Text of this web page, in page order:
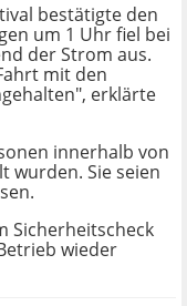
bestätigte den
um 1 Uhr fiel bei
der Strom aus.
mit den
erklärte
innerhalb von
wurden. Sie seien
Sicherheitscheck
wieder